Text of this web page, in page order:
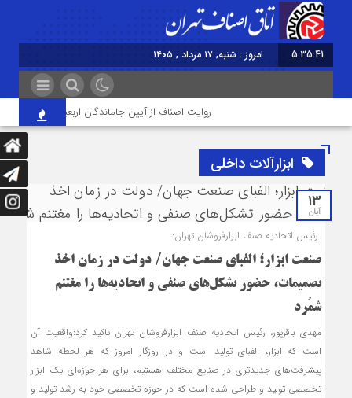
5:35:41 امروز : شنبه, ۱۷ مرداد , ۱۴۰۵
روایت اصناف از آیین جاماندگان اربعین در تهران؛ از
ابزارآلات داخلی
13
آبان
رئیس اتحادیه صنف ابزارفروشان تهران:
صنعت ابزار؛ الفبای صنعت جهان/ دولت در زمان اخذ
تصمیمات، حضور تشکل‌های صنفی و اتحادیه‌ها را مغتنم
شمُرد
مهدی باقرپور، رئیس اتحادیه صنف ابزارفروشان تهران تاکید کرد:واقعیت آن
است که ابزار، الفبای تولید است و در روزگار امروز که هر لحظه شاهد
پیشرفت‌های جدیدتری در صنایع مختلف هستیم، برای هر حوزه‌ای یک ابزار
تخصصی تولید و طراحی شده است که در حوزه تخصصی خود به رشد تولید و